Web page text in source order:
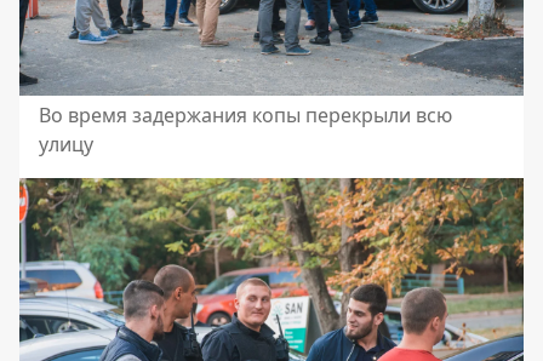
Во время задержания копы перекрыли всю
улицу